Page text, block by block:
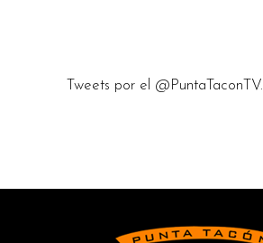
Tweets por el @PuntaTaconTV.